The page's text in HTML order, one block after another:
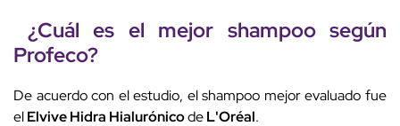
¿Cuál es el mejor shampoosegún
Profeco?
De acuerdo con el estudio, el shampoo mejor evaluado fue
elElvive Hidra HialurónicodeL'Oréal.